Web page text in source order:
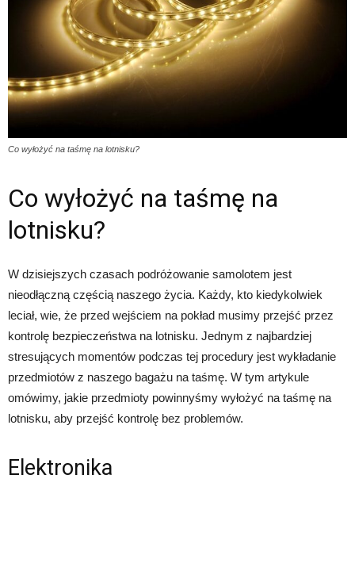
Co wyłożyć na taśmę na lotnisku?
Co wyłożyć na taśmę na
lotnisku?
W dzisiejszych czasach podróżowanie samolotem jest
nieodłączną częścią naszego życia. Każdy, kto kiedykolwiek
leciał, wie, że przed wejściem na pokład musimy przejść przez
kontrolę bezpieczeństwa na lotnisku. Jednym z najbardziej
stresujących momentów podczas tej procedury jest wykładanie
przedmiotów z naszego bagażu na taśmę. W tym artykule
omówimy, jakie przedmioty powinnyśmy wyłożyć na taśmę na
lotnisku, aby przejść kontrolę bez problemów.
Elektronika